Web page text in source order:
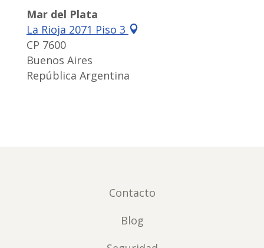
Mar del Plata
La Rioja 2071 Piso 3 
CP 7600
Buenos Aires
República Argentina
Contacto
Blog